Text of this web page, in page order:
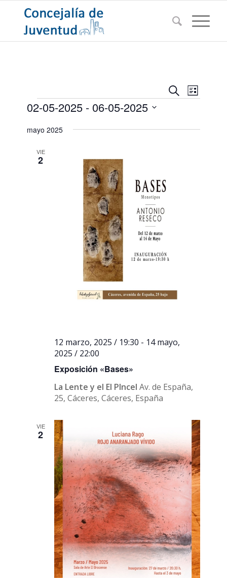
y
Eventos
Buscar
de
Evento
Lista
Eventos
02-05-2025 - 06-05-2025
fecha.
mayo 2025
VIE
2
Exposición «Bases»
12 marzo, 2025 / 19:30 - 14 mayo,
2025 / 22:00
La Lente y el El PIncelAv. de España,
25, Cáceres, Cáceres, España
VIE
2